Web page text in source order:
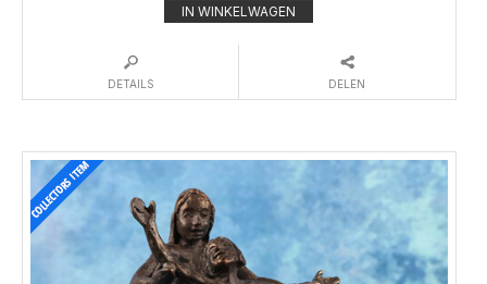
IN WINKELWAGEN
DETAILS DELEN